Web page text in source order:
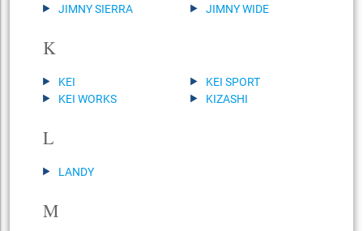
JIMNY SIERRA
JIMNY WIDE
K
KEI
KEI SPORT
KEI WORKS
KIZASHI
L
LANDY
M